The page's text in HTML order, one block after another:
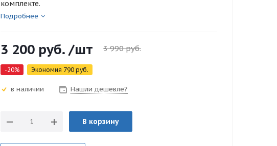
комплекте.
Подробнее
3 200 руб. /шт 3 990руб.
-20% Экономия 790 руб.
в наличии Нашли дешевле?
В корзину